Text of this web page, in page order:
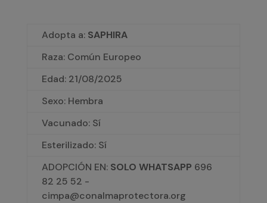
Adopta a: SAPHIRA
Raza: Común Europeo
Edad: 21/08/2025
Sexo: Hembra
Vacunado: Sí
Esterilizado: Sí
ADOPCIÓN EN: SOLO WHATSAPP 696
82 25 52 -
cimpa@conalmaprotectora.org